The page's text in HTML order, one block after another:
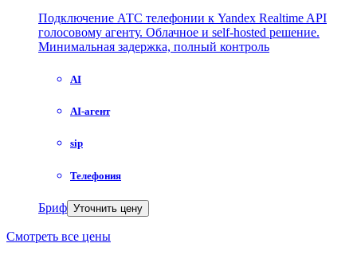
Подключение АТС телефонии к Yandex Realtime API
голосовому агенту. Облачное и self-hosted решение.
Минимальная задержка, полный контроль
AI
AI-агент
sip
Телефония
Бриф Уточнить цену
Смотреть все цены